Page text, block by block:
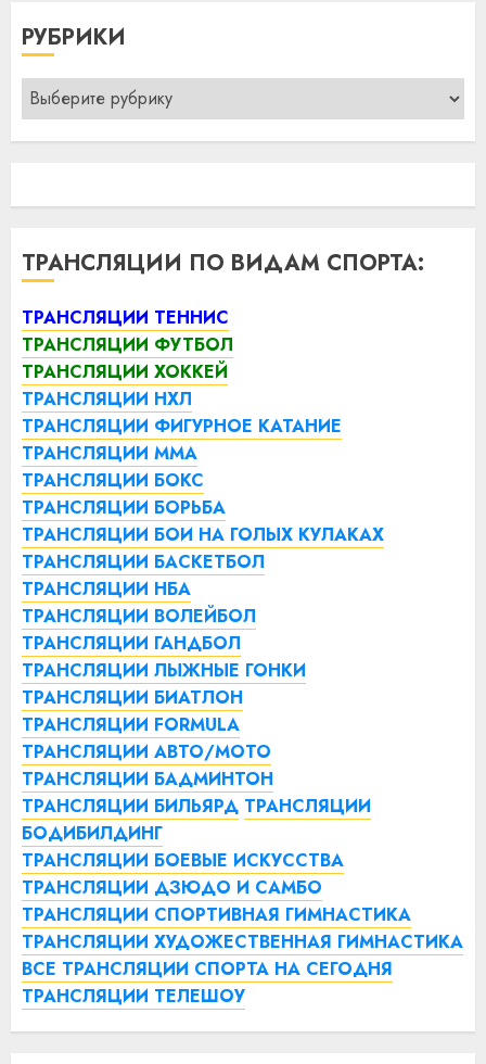
РУБРИКИ
Рубрики
ТРАНСЛЯЦИИ ПО ВИДАМ СПОРТА:
ТРАНСЛЯЦИИ ТЕННИС
ТРАНСЛЯЦИИ ФУТБОЛ
ТРАНСЛЯЦИИ ХОККЕЙ
ТРАНСЛЯЦИИ НХЛ
ТРАНСЛЯЦИИ ФИГУРНОЕ КАТАНИЕ
ТРАНСЛЯЦИИ ММА
ТРАНСЛЯЦИИ БОКС
ТРАНСЛЯЦИИ БОРЬБА
ТРАНСЛЯЦИИ БОИ НА ГОЛЫХ КУЛАКАХ
ТРАНСЛЯЦИИ БАСКЕТБОЛ
ТРАНСЛЯЦИИ НБА
ТРАНСЛЯЦИИ ВОЛЕЙБОЛ
ТРАНСЛЯЦИИ ГАНДБОЛ
ТРАНСЛЯЦИИ ЛЫЖНЫЕ ГОНКИ
ТРАНСЛЯЦИИ БИАТЛОН
ТРАНСЛЯЦИИ FORMULA
ТРАНСЛЯЦИИ АВТО/МОТО
ТРАНСЛЯЦИИ БАДМИНТОН
ТРАНСЛЯЦИИ БИЛЬЯРД ТРАНСЛЯЦИИ
БОДИБИЛДИНГ
ТРАНСЛЯЦИИ БОЕВЫЕ ИСКУССТВА
ТРАНСЛЯЦИИ ДЗЮДО И САМБО
ТРАНСЛЯЦИИ СПОРТИВНАЯ ГИМНАСТИКА
ТРАНСЛЯЦИИ ХУДОЖЕСТВЕННАЯ ГИМНАСТИКА
ВСЕ ТРАНСЛЯЦИИ СПОРТА НА СЕГОДНЯ
ТРАНСЛЯЦИИ ТЕЛЕШОУ